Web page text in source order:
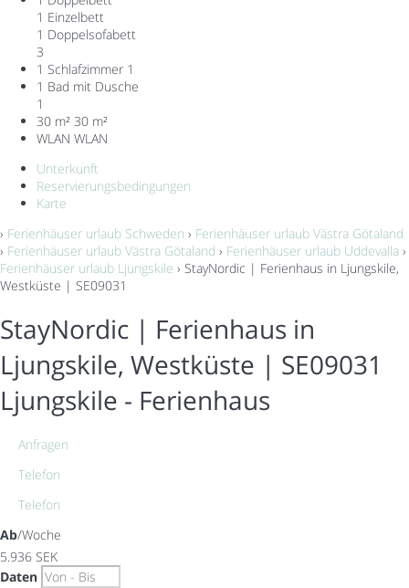
1 Einzelbett
1 Doppelsofabett
3
1 Schlafzimmer 1
1 Bad mit Dusche
1
30 m² 30 m²
WLAN WLAN
Unterkunft
Reservierungsbedingungen
Karte
› Ferienhäuser urlaub Schweden › Ferienhäuser urlaub Västra Götaland
› Ferienhäuser urlaub Västra Götaland › Ferienhäuser urlaub Uddevalla ›
Ferienhäuser urlaub Ljungskile › StayNordic | Ferienhaus in Ljungskile,
Westküste | SE09031
StayNordic | Ferienhaus in
Ljungskile, Westküste | SE09031
Ljungskile - Ferienhaus
Anfragen
Telefon
Telefon
Ab/Woche
5.936 SEK
Daten